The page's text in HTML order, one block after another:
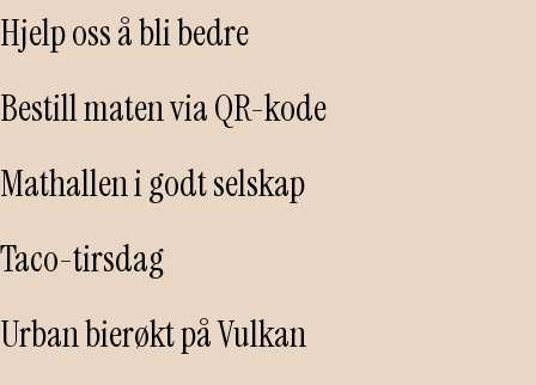
Hjelp oss å bli bedre
Bestill maten via QR-kode
Mathallen i godt selskap
Taco-tirsdag
Urban bierøkt på Vulkan